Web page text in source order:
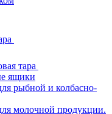
тара
ящики
рыбной и колбасно-
молочной продукции.